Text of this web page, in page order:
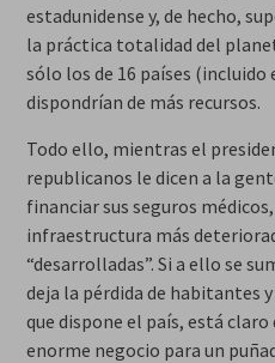
estadunidense y, de hecho,
la práctica totalidad del
sólo los de 16 países
dispondrían de más recursos.
Todo ello, mientras el
republicanos le dicen a la
financiar sus seguros
infraestructura más
“desarrolladas”. Si a ello se
deja la pérdida de habitantes
que dispone el país, está
enorme negocio para un